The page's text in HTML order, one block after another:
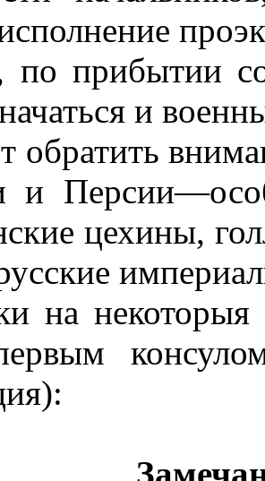
по прибытии
и
обратить
цехины,
на некоторыя